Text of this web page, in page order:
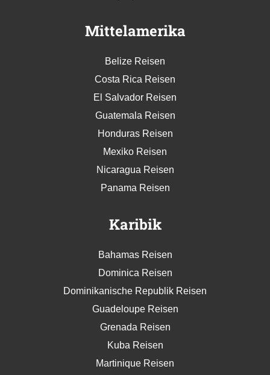
Mittelamerika
Belize Reisen
Costa Rica Reisen
El Salvador Reisen
Guatemala Reisen
Honduras Reisen
Mexiko Reisen
Nicaragua Reisen
Panama Reisen
Karibik
Bahamas Reisen
Dominica Reisen
Dominikanische Republik Reisen
Guadeloupe Reisen
Grenada Reisen
Kuba Reisen
Martinique Reisen